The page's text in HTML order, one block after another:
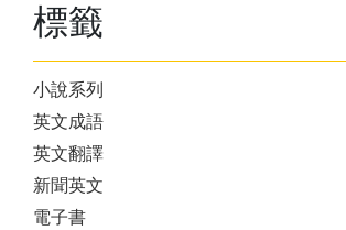
標籤
小說系列
英文成語
英文翻譯
新聞英文
電子書